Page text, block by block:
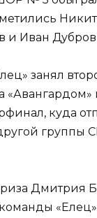
и Иван
занял
«Авангардом»
куда
группы
Дмитрия